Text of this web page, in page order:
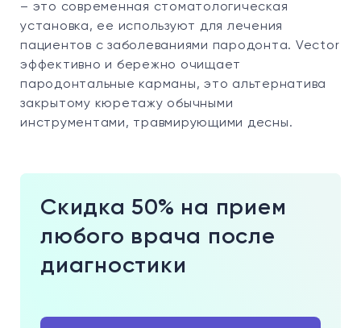
– это современная стоматологическая
установка, ее используют для лечения
пациентов с заболеваниями пародонта. Vector
эффективно и бережно очищает
пародонтальные карманы, это альтернатива
закрытому кюретажу обычными
инструментами, травмирующими десны.
Скидка 50% на прием
любого врача после
диагностики